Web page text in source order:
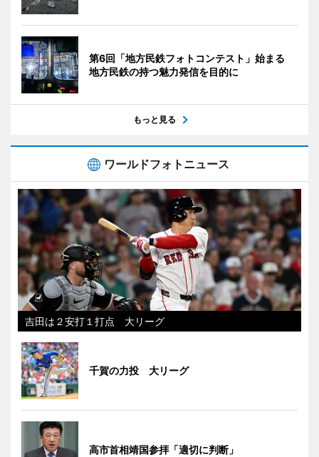
第6回「地方民鉄フォトコンテスト」始まる
地方民鉄の持つ魅力発信を目的に
もっと見る
ワールドフォトニュース
吉田は２安打１打点 大リーグ
千賀の力投 大リーグ
高市首相靖国参拝「適切に判断」